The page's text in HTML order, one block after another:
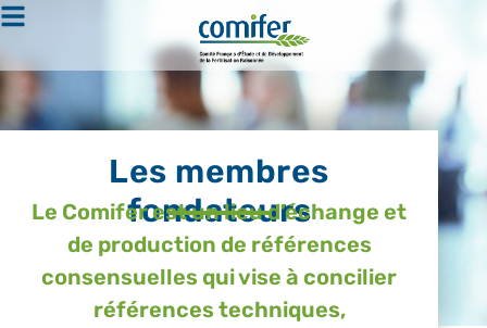
Les membres
fondateurs
Le Comifer est un lieu d’échange et
de production de références
consensuelles qui vise à concilier
références techniques,